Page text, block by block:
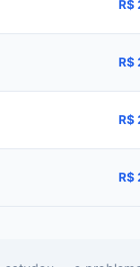
R$
R$
R$
R$